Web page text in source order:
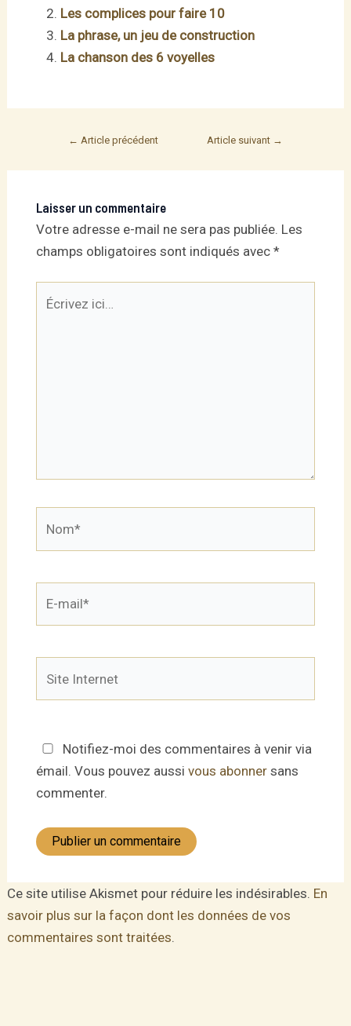
Les complices pour faire 10
La phrase, un jeu de construction
La chanson des 6 voyelles
Post
← Article précédent Article suivant →
Laisser un commentaire
Votre adresse e-mail ne sera pas publiée. Les
champs obligatoires sont indiqués avec *
Internet
Notifiez-moi des commentaires à venir via
émail. Vous pouvez aussi vous abonnersans
commenter.
Ce site utilise Akismet pour réduire les indésirables. En
savoir plus sur la façon dont les données de vos
commentaires sont traitées.